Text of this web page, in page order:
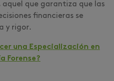
que garantiza que las
financieras se
y rigor.
una Especialización en
Forense?